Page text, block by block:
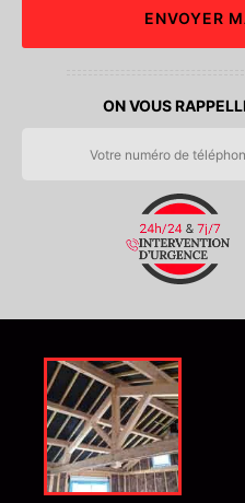
ON VOUS